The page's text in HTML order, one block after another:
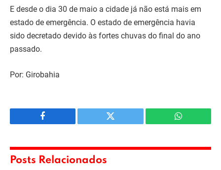
E desde o dia 30 de maio a cidade já não está mais em
estado de emergência. O estado de emergência havia
sido decretado devido às fortes chuvas do final do ano
passado.
Por: Girobahia
Facebook Twitter WhatsApp
Posts Relacionados